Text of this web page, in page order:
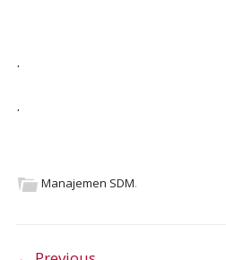
.
.
Manajemen SDM.